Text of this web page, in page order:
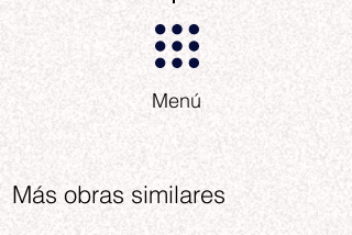
Menú
Más obras similares